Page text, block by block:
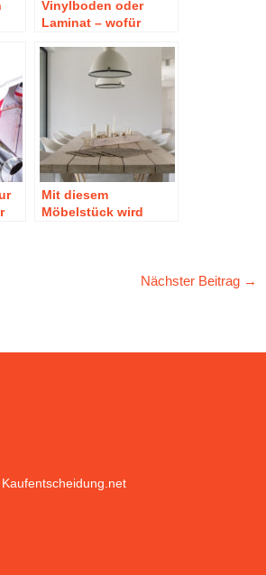
Vinylboden oder
Laminat – wofür
entscheiden?
Mit diesem
Möbelstück wird
Nächster Beitrag →
Kaufentscheidung.net